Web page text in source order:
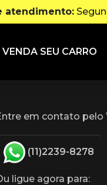
atendimento:
VENDA SEU CARRO
em contato pelo
(11)2239-8278
ligue agora para: